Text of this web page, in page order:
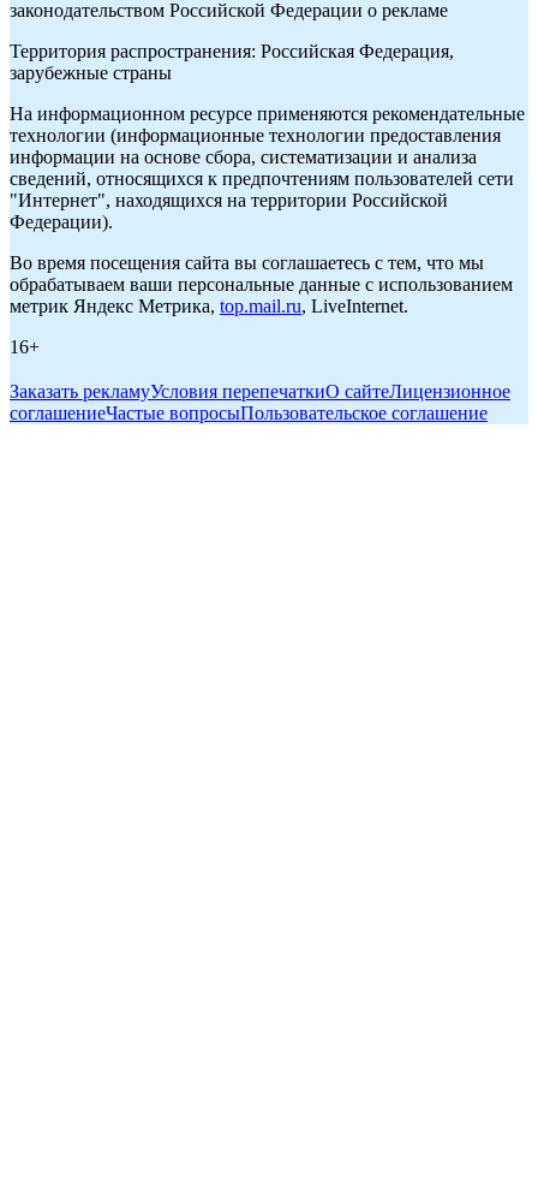
законодательством Российской Федерации о рекламе
Территория распространения: Российская Федерация,
зарубежные страны
На информационном ресурсе применяются рекомендательные
технологии (информационные технологии предоставления
информации на основе сбора, систематизации и анализа
сведений, относящихся к предпочтениям пользователей сети
"Интернет", находящихся на территории Российской
Федерации).
Во время посещения сайта вы соглашаетесь с тем, что мы
обрабатываем ваши персональные данные с использованием
метрик Яндекс Метрика, top.mail.ru, LiveInternet.
16+
Заказать рекламуУсловия перепечаткиО сайтеЛицензионное
соглашениеЧастые вопросыПользовательское соглашение